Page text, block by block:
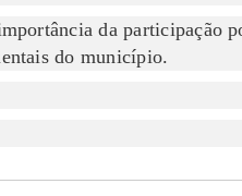
da participação
do município.